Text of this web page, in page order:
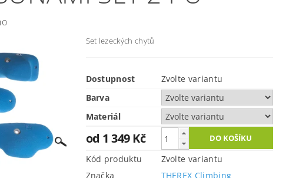
Set lezeckých chytů
Dostupnost
Zvolte variantu
Barva
Materiál
od 1 349 Kč
Kód produktu
Zvolte variantu
Značka
THEREX Climbing